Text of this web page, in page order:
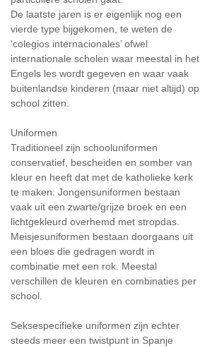
De laatste jaren is er eigenlijk nog een
vierde type bijgekomen, te weten de
‘colegios internacionales’ ofwel
internationale scholen waar meestal in het
Engels les wordt gegeven en waar vaak
buitenlandse kinderen (maar niet altijd) op
school zitten.
Uniformen
Traditioneel zijn schooluniformen
conservatief, bescheiden en somber van
kleur en heeft dat met de katholieke kerk
te maken. Jongensuniformen bestaan
vaak uit een zwarte/grijze broek en een
lichtgekleurd overhemd met stropdas.
Meisjesuniformen bestaan doorgaans uit
een bloes die gedragen wordt in
combinatie met een rok. Meestal
verschillen de kleuren en combinaties per
school.
Seksespecifieke uniformen zijn echter
steeds meer een twistpunt in Spanje